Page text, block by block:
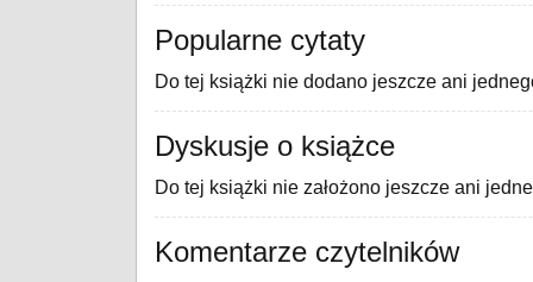
Popularne cytaty
Do tej książki nie dodano jeszcze ani
Dyskusje o książce
Do tej książki nie założono jeszcze ani
Komentarze czytelników